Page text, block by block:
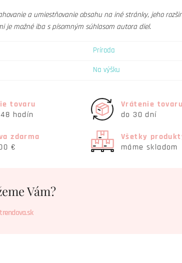
a umiestňovanie obsahu na iné stránky, jeho
je možné iba s písomným súhlasom autora diel.
Príroda
Na výšku
tovaru
hodín
Vrátenie tovaru
do 30 dní
zdarma
€
Všetky
máme skladom
Vám?